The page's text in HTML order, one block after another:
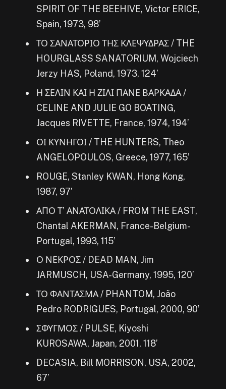
SPIRIT OF THE BEEHIVE, Victor ERICE,
Spain, 1973, 98’
ΤΟ ΣΑΝΑΤΟΡΙΟ ΤΗΣ ΚΛΕΨΥΔΡΑΣ / THE
HOURGLASS SANATORIUM, Wojciech
Jerzy HAS, Poland, 1973, 124’
Η ΣΕΛΙΝ ΚΑΙ Η ΖΙΛΙ ΠΑΝΕ ΒΑΡΚΑΔΑ /
CELINE AND JULIE GO BOATING,
Jacques RIVETTE, France, 1974, 194’
ΟΙ ΚΥΝΗΓΟΙ / THE HUNTERS, Theo
ANGELOPOULOS, Greece, 1977, 165’
ROUGE, Stanley KWAN, Hong Kong,
1987, 97’
ΑΠΟ Τ’ ΑΝΑΤΟΛΙΚΑ / FROM THE EAST,
Chantal AKERMAN, France-Belgium-
Portugal, 1993, 115’
Ο ΝΕΚΡΟΣ / DEAD MAN, Jim
JARMUSCH, USA-Germany, 1995, 120’
ΤΟ ΦΑΝΤΑΣΜΑ / PHANTOM, João
Pedro RODRIGUES, Portugal, 2000, 90’
ΣΦΥΓΜΟΣ / PULSE, Kiyoshi
KUROSAWA, Japan, 2001, 118’
DECASIA, Bill MORRISON, USA, 2002,
67’